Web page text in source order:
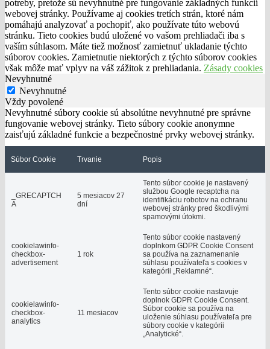
potreby, pretože sú nevyhnutné pre fungovanie základných funkcií
webovej stránky. Používame aj cookies tretích strán, ktoré nám
pomáhajú analyzovať a pochopiť, ako používate túto webovú
stránku. Tieto cookies budú uložené vo vašom prehliadači iba s
vaším súhlasom. Máte tiež možnosť zamietnuť ukladanie týchto
súborov cookies. Zamietnutie niektorých z týchto súborov cookies
však môže mať vplyv na váš zážitok z prehliadania. Zásady cookies
Nevyhnutné
Nevyhnutné
Vždy povolené
Nevyhnutné súbory cookie sú absolútne nevyhnutné pre správne
fungovanie webovej stránky. Tieto súbory cookie anonymne
zaisťujú základné funkcie a bezpečnostné prvky webovej stránky.
Súbor Cookie Trvanie Popis
_GRECAPTCH
A
5 mesiacov 27
dní
Tento súbor cookie je nastavený
službou Google recaptcha na
identifikáciu robotov na ochranu
webovej stránky pred škodlivými
spamovými útokmi.
cookielawinfo-
checkbox-
advertisement
1 rok
Tento súbor cookie nastavený
doplnkom GDPR Cookie Consent
sa používa na zaznamenanie
súhlasu používateľa s cookies v
kategórii „Reklamné“.
cookielawinfo-
checkbox-
analytics
11 mesiacov
Tento súbor cookie nastavuje
doplnok GDPR Cookie Consent.
Súbor cookie sa používa na
uloženie súhlasu používateľa pre
súbory cookie v kategórii
„Analytické“.